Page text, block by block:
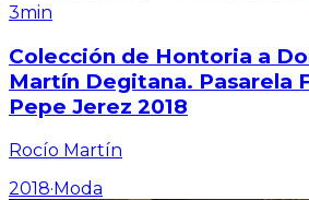
3min
Colección de Hontoria a
Martín Degitana. Pasarela
Pepe Jerez 2018
Rocío Martín
2018·Moda